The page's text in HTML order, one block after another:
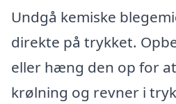
Undgå kemiske
direkte på trykket.
eller hæng den op for
krølning og revner i